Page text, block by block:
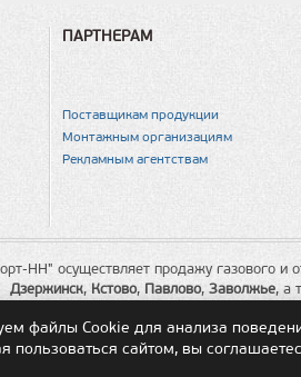
ПАРТНЕРАМ
Поставщикам продукции
Монтажным организациям
Рекламным агентствам
НН" осуществляет продажу газового и
Дзержинск, Кстово, Павлово, Заволжье, а
файлы Cookie для анализа
пользоваться сайтом, вы